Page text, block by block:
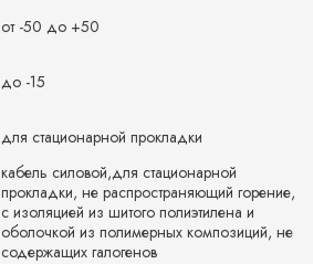
от -50 до +50
до -15
для стационарной прокладки
кабель силовой,для стационарной
прокладки, не распространяющий горение,
с изоляцией из шитого полиэтилена и
оболочкой из полимерных композиций, не
содержащих галогенов